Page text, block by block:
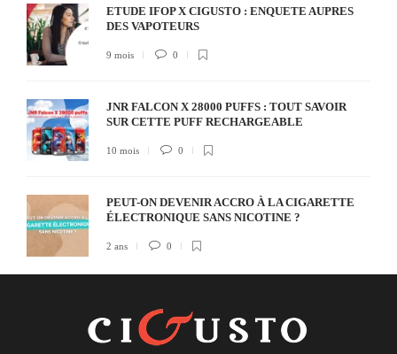
ETUDE IFOP X CIGUSTO : ENQUETE AUPRES
DES VAPOTEURS
9 mois 0
JNR FALCON X 28000 PUFFS : TOUT SAVOIR
SUR CETTE PUFF RECHARGEABLE
10 mois 0
PEUT-ON DEVENIR ACCRO À LA CIGARETTE
ÉLECTRONIQUE SANS NICOTINE ?
2 ans 0